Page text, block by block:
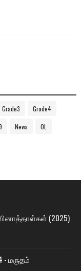
Grade3 Grade4
News OL
(2025)
- மருதம்